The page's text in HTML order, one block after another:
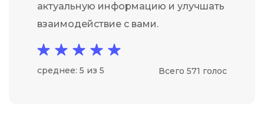
актуальную информацию и улучшать
взаимодействие с вами.
среднее: 5 из 5 Всего 571 голос